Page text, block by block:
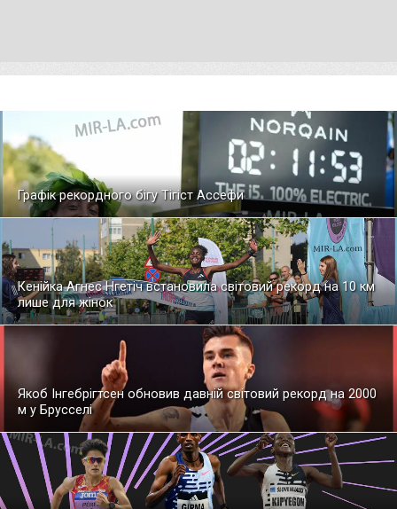
Графік рекордного бігу Тігіст Ассефи
Кенійка Агнес Нгетіч встановила світовий рекорд на 10 км
лише для жінок
Якоб Інгебрігтсен обновив давній світовий рекорд на 2000
м у Брусселі